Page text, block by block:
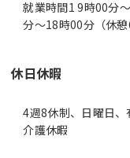
就業時間1 9時00分
分〜18時00分（休憩
休日休暇
4週8休制、日曜日、
介護休暇